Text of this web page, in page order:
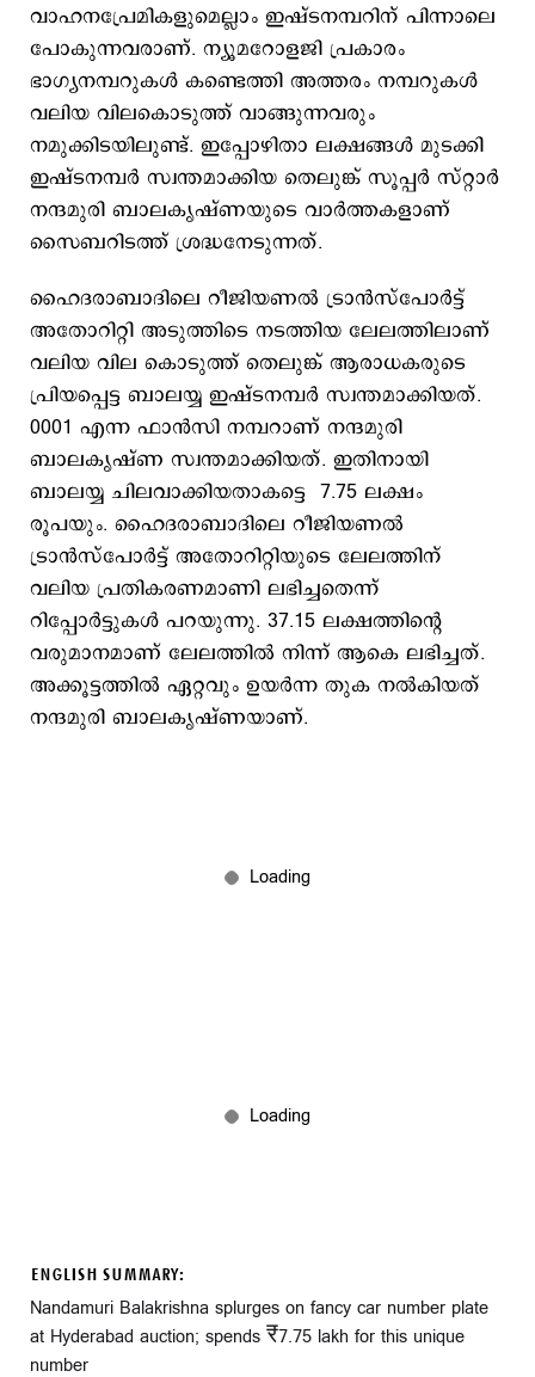
വാഹനപ്രേമികളുമെല്ലാം ഇഷ്ടനമ്പറിന് പിന്നാലെ
പോകുന്നവരാണ്. ന്യൂമറോളജി പ്രകാരം
ഭാഗ്യനമ്പറുകള്‍ കണ്ടെത്തി അത്തരം നമ്പറുകള്‍
വലിയ വിലകൊടുത്ത് വാങ്ങുന്നവരും
നമുക്കിടയിലുണ്ട്. ഇപ്പോഴിതാ ലക്ഷങ്ങള്‍ മുടക്കി
ഇഷ്ടനമ്പര്‍ സ്വന്തമാക്കിയ തെലുങ്ക് സൂപ്പര്‍ സ്റ്റാര്‍
നന്ദമുരി ബാലകൃഷ്ണയുടെ വാര്‍ത്തകളാണ്
സൈബറിടത്ത് ശ്രദ്ധനേടുന്നത്.
ഹൈദരാബാദിലെ റീജിയണല്‍ ട്രാന്‍സ്പോര്‍ട്ട്
അതോറിറ്റി അടുത്തിടെ നടത്തിയ ലേലത്തിലാണ്
വലിയ വില കൊടുത്ത് തെലുങ്ക് ആരാധകരുടെ
പ്രിയപ്പെട്ട ബാലയ്യ ഇഷ്ടനമ്പര്‍ സ്വന്തമാക്കിയത്.
0001 എന്ന ഫാന്‍സി നമ്പറാണ് നന്ദമുരി
ബാലകൃഷ്ണ സ്വന്തമാക്കിയത്. ഇതിനായി
ബാലയ്യ ചിലവാക്കിയതാകട്ടെ 7.75 ലക്ഷം
രൂപയും. ഹൈദരാബാദിലെ റീജിയണല്‍
ട്രാന്‍സ്പോര്‍ട്ട് അതോറിറ്റിയുടെ ലേലത്തിന്
വലിയ പ്രതികരണമാണി ലഭിച്ചതെന്ന്
റിപ്പോര്‍ട്ടുകള്‍ പറയുന്നു. 37.15 ലക്ഷത്തിന്‍റെ
വരുമാനമാണ് ലേലത്തില്‍ നിന്ന് ആകെ ലഭിച്ചത്.
അക്കൂട്ടത്തില്‍ ഏറ്റവും ഉയര്‍ന്ന തുക നല്‍കിയത്
നന്ദമുരി ബാലകൃഷ്ണയാണ്.
ENGLISH SUMMARY:
Nandamuri Balakrishna splurges on fancy car number plate
at Hyderabad auction; spends ₹7.75 lakh for this unique
number